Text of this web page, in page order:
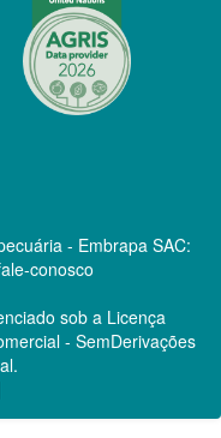
- Embrapa SAC:
conosco
sob a Licença
- SemDerivações